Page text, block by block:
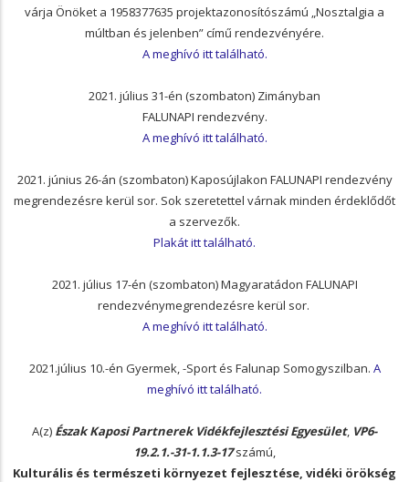
várja Önöket a 1958377635 projektazonosítószámú „Nosztalgia a
múltban és jelenben” című rendezvényére.
A meghívó itt található.
2021. július 31-én (szombaton) Zimányban
FALUNAPI rendezvény.
A meghívó itt található.
2021. június 26-án (szombaton) Kaposújlakon FALUNAPI rendezvény
megrendezésre kerül sor. Sok szeretettel várnak minden érdeklődőt
a szervezők.
Plakát itt található.
2021. július 17-én (szombaton) Magyaratádon FALUNAPI
rendezvénymegrendezésre kerül sor.
A meghívó itt található.
2021.július 10.-én Gyermek, -Sport és Falunap Somogyszilban. A
meghívó itt található.
A(z) Észak Kaposi Partnerek Vidékfejlesztési Egyesület, VP6-
19.2.1.-31-1.1.3-17számú,
Kulturális és természeti környezet fejlesztése, vidéki örökség